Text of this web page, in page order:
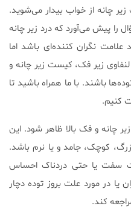
چانه از خواب بیدار می‌شوید.
را پیش می‌آورد که درد زیر چانه
نگران کننده‌ای باشد اما
زیر فک، کیست زیر چانه و
باشند. با ما همراه باشید تا
کنیم.
چانه و فک بالا ظاهر شود. این
کوچک، جامد و یا نرم باشد.
سفت یا حتی دردناک احساس
یا در مورد علت بروز توده دچار
کند.